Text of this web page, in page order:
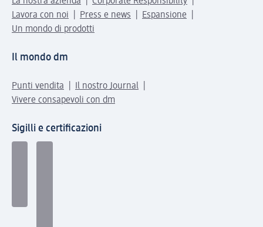
Lavora con noi
Press e news
Espansione
Un mondo di prodotti
Il mondo dm
Punti vendita
Il nostro Journal
Vivere consapevoli con dm
Sigilli e certificazioni